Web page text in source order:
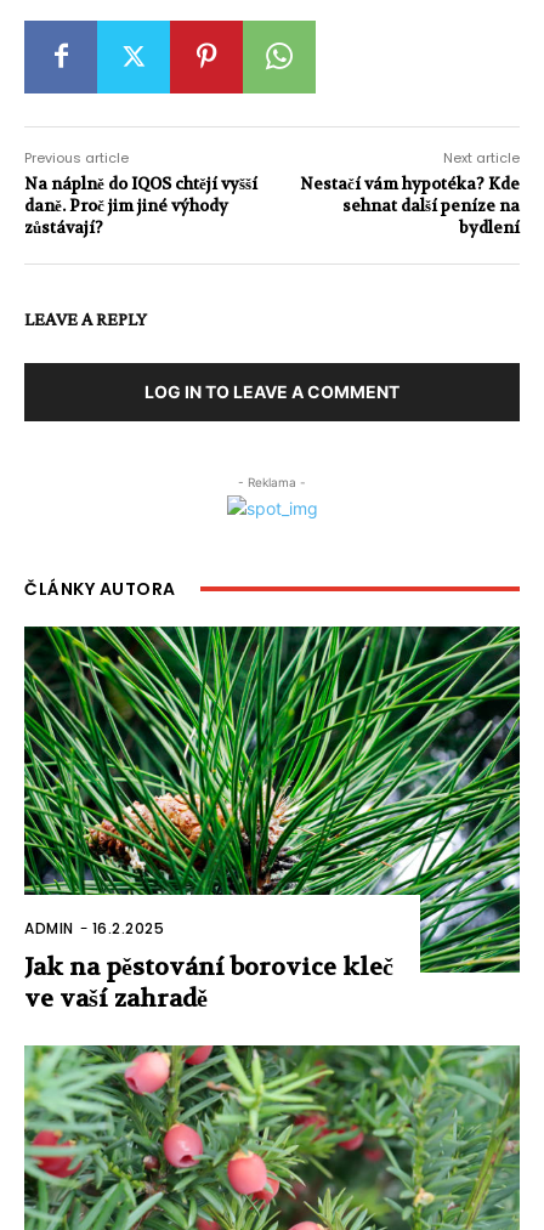
Previous article
Na náplně do IQOS chtějí vyšší
daně. Proč jim jiné výhody
zůstávají?
Next article
Nestačí vám hypotéka? Kde
sehnat další peníze na
bydlení
LEAVE A REPLY
LOG IN TO LEAVE A COMMENT
- Reklama -
ČLÁNKY AUTORA
ADMIN - 16.2.2025
Jak na pěstování borovice kleč
ve vaší zahradě